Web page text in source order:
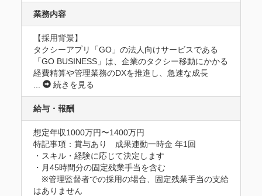
業務内容
【採用背景】
タクシーアプリ「GO」の法人向けサービスである
「GO BUSINESS」は、企業のタクシー移動にかかる
経費精算や管理業務のDXを推進し、急速な成長
続きを見る
給与・報酬
想定年収1000万円〜1400万円
特記事項：賞与あり　成果連動一時金 年1回
・スキル・経験に応じて決定します
・月45時間分の固定残業手当を含む
※管理監督者での採用の場合、固定残業手当の支給
はありません